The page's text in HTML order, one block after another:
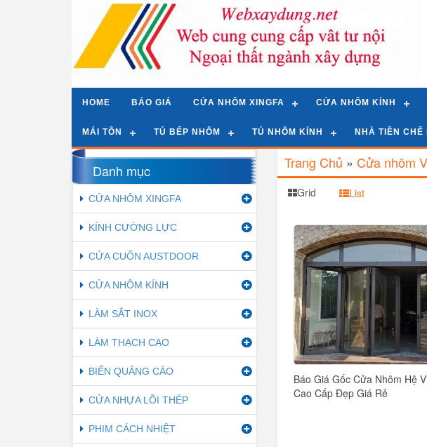
HOME BÁO GIÁ CỬA NHÔM XINGFA CỬA NHÔM KÍNH
MÁI TÔN TỦ BẾP NHÔM TỦ NHÔM KÍNH NHÀ TIỀN CHẾ
Danh mục
CỬA NHÔM XINGFA
KÍNH CƯỜNG LỰC
CỬA CUỐN AUSTDOOR
CỬA NHÔM KÍNH
LÀM SẮT INOX
LÀM THẠCH CAO
BIỂN QUẢNG CÁO
CỬA NHỰA LÕI THÉP
PHIM CÁCH NHIỆT
Trang Chủ » Cửa nhôm
Grid List
Báo Giá Gốc Cửa Nhôm Hệ
Cao Cấp Đẹp Giá Rẻ